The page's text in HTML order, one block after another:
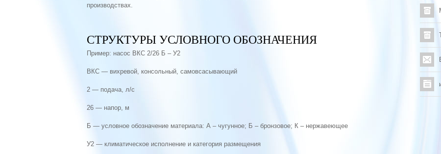
производствах.
СТРУКТУРЫ УСЛОВНОГО ОБОЗНАЧЕНИЯ
Пример: насос ВКС 2/26 Б – У2
ВКС — вихревой, консольный, самовсасывающий
2 — подача, л/с
26 — напор, м
Б — условное обозначение материала: А – чугунное; Б – бронзовое; К – нержавеющее
У2 — климатическое исполнение и категория размещения